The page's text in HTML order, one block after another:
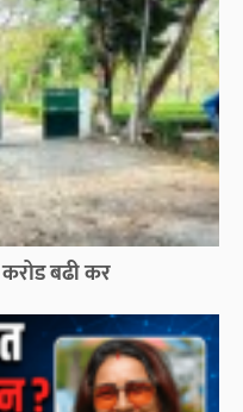
बढी कर